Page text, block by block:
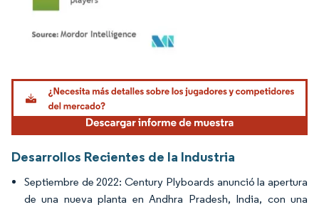
Imagen © Mordor Intelligence. El uso requiere atribución según CC BY 4.0.
Desarrollos Recientes de la Industria
Septiembre de 2022: Century Plyboards anunció la apertura
de una nueva planta en Andhra Pradesh, India, con una